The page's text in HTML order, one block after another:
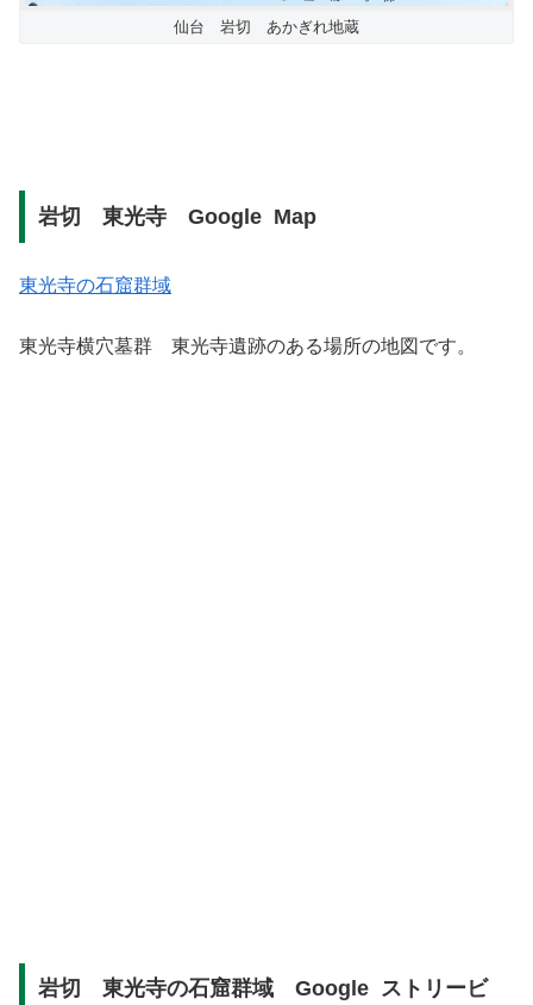
仙台 岩切 あかぎれ地蔵
岩切 東光寺 Google Map
東光寺の石窟群域
東光寺横穴墓群 東光寺遺跡のある場所の地図です。
岩切 東光寺の石窟群域 Google ストリービ